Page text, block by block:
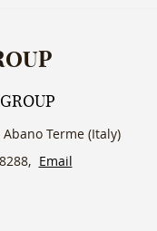
Terme (Italy)
Email